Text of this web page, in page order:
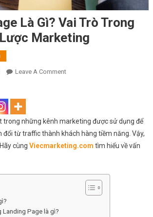
Là Gì? Vai Trò Trong
Marketing
Leave A CommentOn
Trong
Marketing
trong những kênh marketing được sử dụng để
đổi từ traffic thành khách hàng tiềm năng. Vậy,
cùng Viecmarketing.com tìm hiểu về vấn
Landing Page là gì?